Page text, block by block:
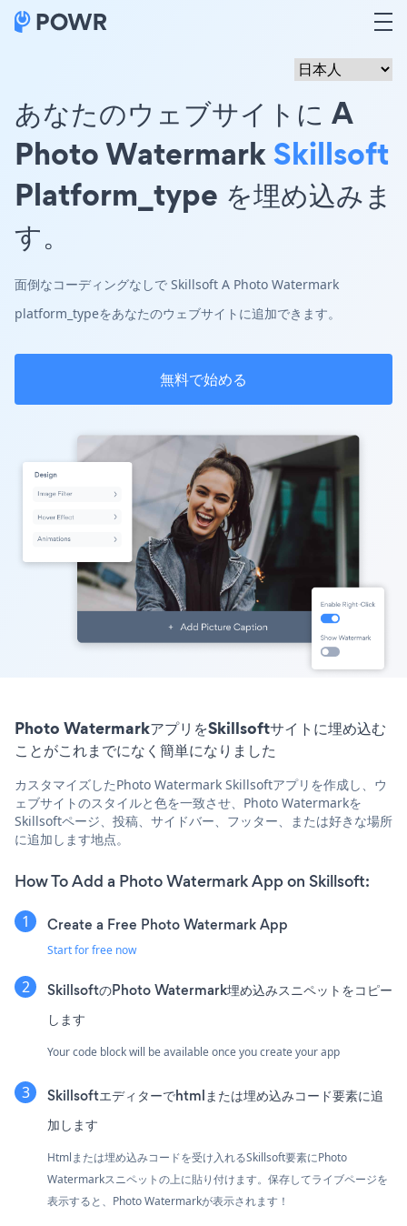
あなたのウェブサイトに A
Photo WatermarkSkillsoft
Platform_type を埋め込みま
す。
面倒なコーディングなしで Skillsoft A Photo Watermark
platform_typeをあなたのウェブサイトに追加できます。
無料で始める
Photo WatermarkアプリをSkillsoftサイトに埋め込む
ことがこれまでになく簡単になりました
カスタマイズしたPhoto Watermark Skillsoftアプリを作成し、ウ
ェブサイトのスタイルと色を一致させ、Photo Watermarkを
Skillsoftページ、投稿、サイドバー、フッター、または好きな場所
に追加します地点。
How To Add a Photo Watermark App on Skillsoft:
Create a Free Photo Watermark App
Start for free now
SkillsoftのPhoto Watermark埋め込みスニペットをコピー
します
Your code block will be available once you create your app
Skillsoftエディターでhtmlまたは埋め込みコード要素に追
加します
Htmlまたは埋め込みコードを受け入れるSkillsoft要素にPhoto
Watermarkスニペットの上に貼り付けます。保存してライブページを
表示すると、Photo Watermarkが表示されます！